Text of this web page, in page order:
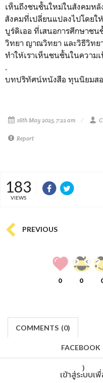
เห็นถึงชนชั้นใหม่ในสังคมหลั
สังคมที่เปลี่ยนแปลงไปโดยใ
บูร์ดิเออ ที่เสนอการศึกษาช
วิทยา ญาณวิทยา และวิธีวิทย
ทำให้เราเห็นชนชั้นในความ
.
บทปริทัศน์หนังสือ ทุนนิยมส
16th May 2025, 7:22 am
Report
183
VIEWS
PREVIOUS
0 0
COMMENTS (0)
FACEBOOK
)
เข้าสู่ระบบเ